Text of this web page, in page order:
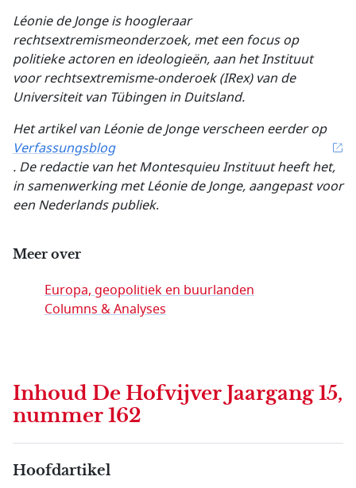
Léonie de Jonge is hoogleraar
rechtsextremismeonderzoek, met een focus op
politieke actoren en ideologieën, aan het Instituut
voor rechtsextremisme-onderoek (IRex) van de
Universiteit van Tübingen in Duitsland.
Het artikel van Léonie de Jonge verscheen eerder op
Verfassungsblog
. De redactie van het Montesquieu Instituut heeft het,
in samenwerking met Léonie de Jonge, aangepast voor
een Nederlands publiek.
Meer over
Europa, geopolitiek en buurlanden
Columns & Analyses
Inhoud De Hofvijver Jaargang 15,
nummer 162
Hoofdartikel